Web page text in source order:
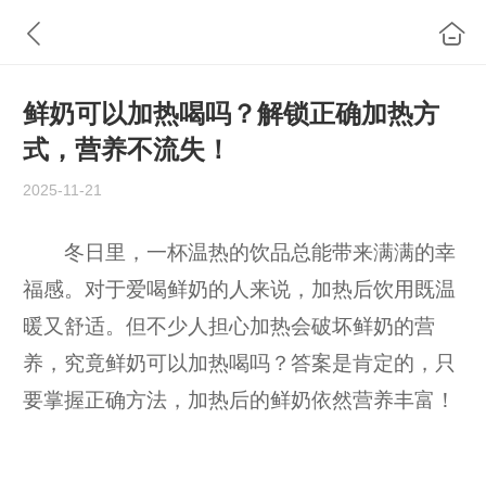
鲜奶可以加热喝吗？解锁正确加热方
式，营养不流失！
2025-11-21
冬日里，一杯温热的饮品总能带来满满的幸
福感。对于爱喝鲜奶的人来说，加热后饮用既温
暖又舒适。但不少人担心加热会破坏鲜奶的营
养，究竟鲜奶可以加热喝吗？答案是肯定的，只
要掌握正确方法，加热后的鲜奶依然营养丰富！